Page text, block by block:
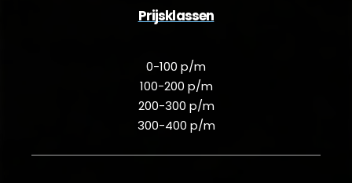
Prijsklassen
0-100 p/m
100-200 p/m
200-300 p/m
300-400 p/m